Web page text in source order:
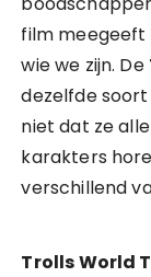
film meegeeft
wie we zijn. De
dezelfde
niet dat ze
karakters
verschillend
Trolls World